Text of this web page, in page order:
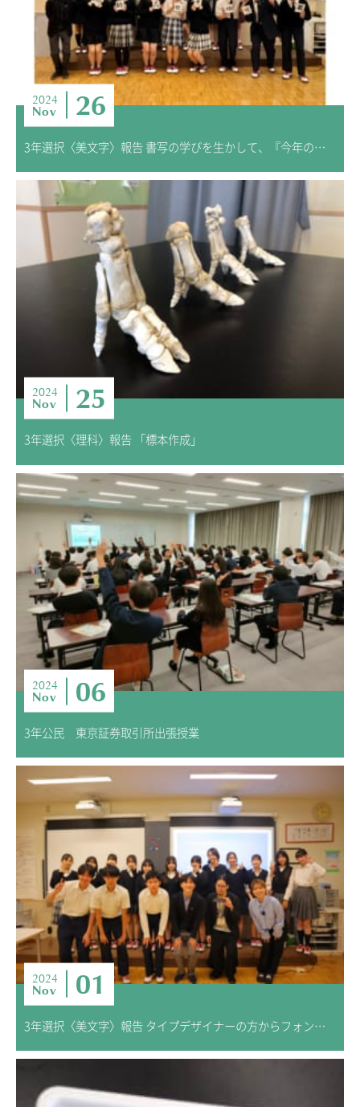
2024
Nov 26
3年選択〈美文字〉報告 書写の学びを生かして、『今年の漢字』を書こう
2024
Nov 25
3年選択〈理科〉報告 「標本作成」
2024
Nov 06
3年公民 東京証券取引所出張授業
2024
Nov 01
3年選択〈美文字〉報告 タイプデザイナーの方からフォントを学ぼう ―明日からフォントを変えてみませんか？―